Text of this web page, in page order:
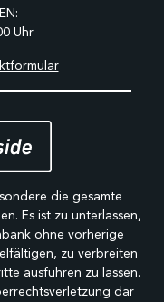
Uhr
die gesamte
Es ist zu unterlassen,
ohne vorherige
zu verbreiten
ausführen zu lassen.
dar